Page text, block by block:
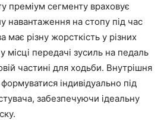
преміум сегменту враховує
навантаження на стопу під час
різну жорсткість у різних
місці передачі зусиль на педаль
частині для ходьби. Внутрішня
індивідуально під
забезпечуючи ідеальну